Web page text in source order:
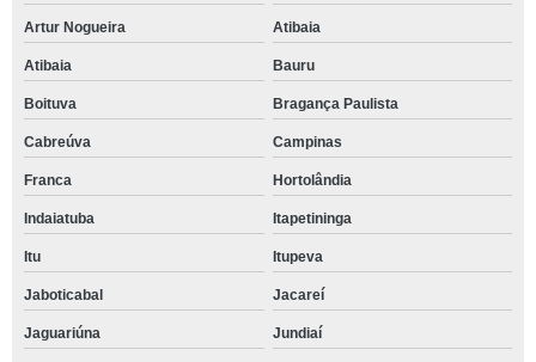
Artur Nogueira Atibaia
Atibaia Bauru
Boituva Bragança Paulista
Cabreúva Campinas
Franca Hortolândia
Indaiatuba Itapetininga
Itu Itupeva
Jaboticabal Jacareí
Jaguariúna Jundiaí